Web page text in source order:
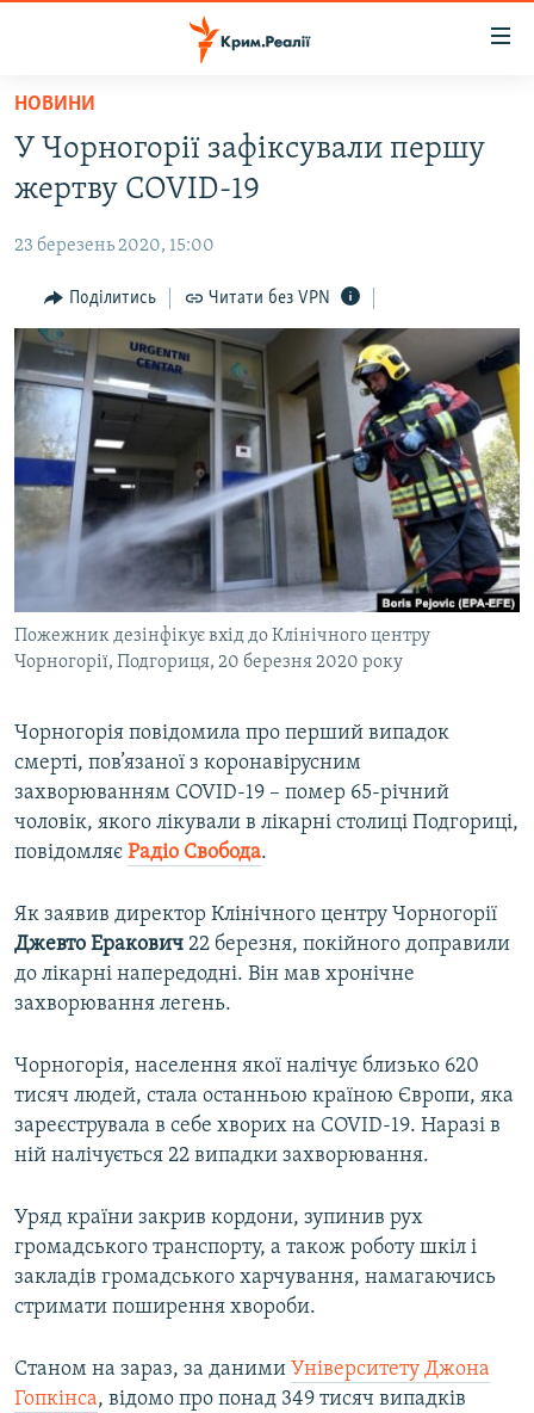
Перейти
основного
матеріалу
Перейти
до
навігації
Перейти
до
пошуку
ВОДА.КРИМ
ВІДЕО ТА ФОТО
ПОЛІТИКА
БЛОГИ
ПОГЛЯД
ІНТЕРВ'Ю
ВСЕ ЗА ДЕНЬ
СПЕЦПРОЕКТИ
ДЕПОРТАЦІЯ
ВІДЕОУРОКИ «ELIFBE»
СВІДЧЕННЯ ОКУПАЦІЇ
УКРАЇНСЬКА ПРОБЛЕМА КРИМУ
ЯК ОБІЙТИ БЛОКУВАННЯ
Qırımtatar
Усі сайти RFE/RL
НОВИНИ
У Чорногорії зафіксували першу
жертву COVID-19
23 березень 2020, 15:00
Поділитись Читати без VPN
Пожежник дезінфікує вхід до Клінічного центру
Чорногорії, Подгориця, 20 березня 2020 року
Чорногорія повідомила про перший випадок
смерті, пов’язаної з коронавірусним
захворюванням COVID-19 – помер 65-річний
чоловік, якого лікували в лікарні столиці Подгориці,
повідомляє Радіо Свобода.
Як заявив директор Клінічного центру Чорногорії
Джевто Еракович 22 березня, покійного доправили
до лікарні напередодні. Він мав хронічне
захворювання легень.
Чорногорія, населення якої налічує близько 620
тисяч людей, стала останньою країною Європи, яка
зареєструвала в себе хворих на COVID-19. Наразі в
ній налічується 22 випадки захворювання.
Уряд країни закрив кордони, зупинив рух
громадського транспорту, а також роботу шкіл і
закладів громадського харчування, намагаючись
стримати поширення хвороби.
Станом на зараз, за даними Університету Джона
Гопкінса, відомо про понад 349 тисяч випадків